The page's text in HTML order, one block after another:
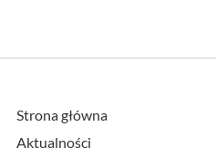
Strona główna
Aktualności